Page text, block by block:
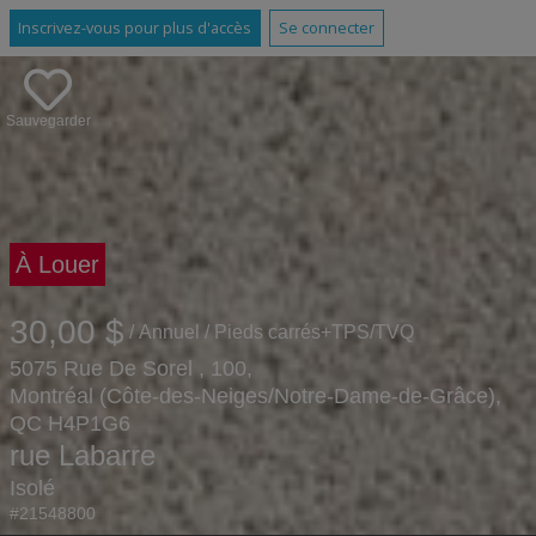
Inscrivez-vous pour plus d'accès Se connecter
Sauvegarder
À Louer
30,00 $ / Annuel / Pieds carrés+TPS/TVQ
5075 Rue De Sorel , 100,
Montréal (Côte-des-Neiges/Notre-Dame-de-Grâce),
QC H4P1G6
rue Labarre
Isolé
#21548800